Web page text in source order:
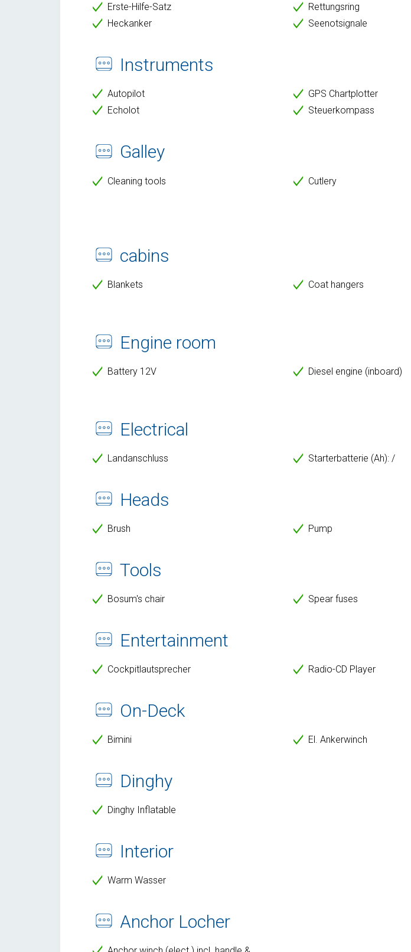
Erste-Hilfe-Satz
Heckanker
Rettungsring
Seenotsignale
Instruments
Autopilot
Echolot
GPS Chartplotter
Steuerkompass
Galley
Cleaning tools Cutlery
cabins
Blankets Coat hangers
Engine room
Battery 12V Diesel engine (inboard)
Electrical
Landanschluss Starterbatterie (Ah): /
Heads
Brush Pump
Tools
Bosum's chair Spear fuses
Entertainment
Cockpitlautsprecher Radio-CD Player
On-Deck
Bimini El. Ankerwinch
Dinghy
Dinghy Inflatable
Interior
Warm Wasser
Anchor Locher